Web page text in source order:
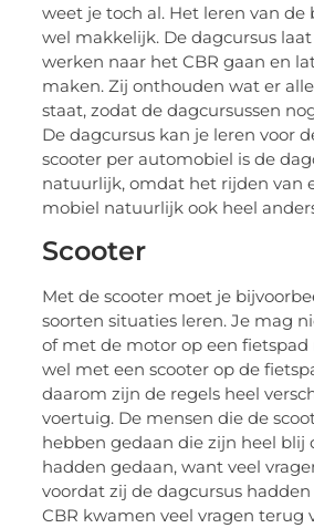
weet je toch al. Het leren van de
wel makkelijk. De dagcursus
werken naar het CBR gaan en
maken. Zij onthouden wat er
staat, zodat de dagcursussen
De dagcursus kan je leren voor
scooter per automobiel is de
natuurlijk, omdat het rijden van
mobiel natuurlijk ook heel
Scooter
Met de scooter moet je
soorten situaties leren. Je mag
of met de motor op een fietspad
wel met een scooter op de
daarom zijn de regels heel
voertuig. De mensen die de
hebben gedaan die zijn heel blij
hadden gedaan, want veel
voordat zij de dagcursus
CBR kwamen veel vragen terug